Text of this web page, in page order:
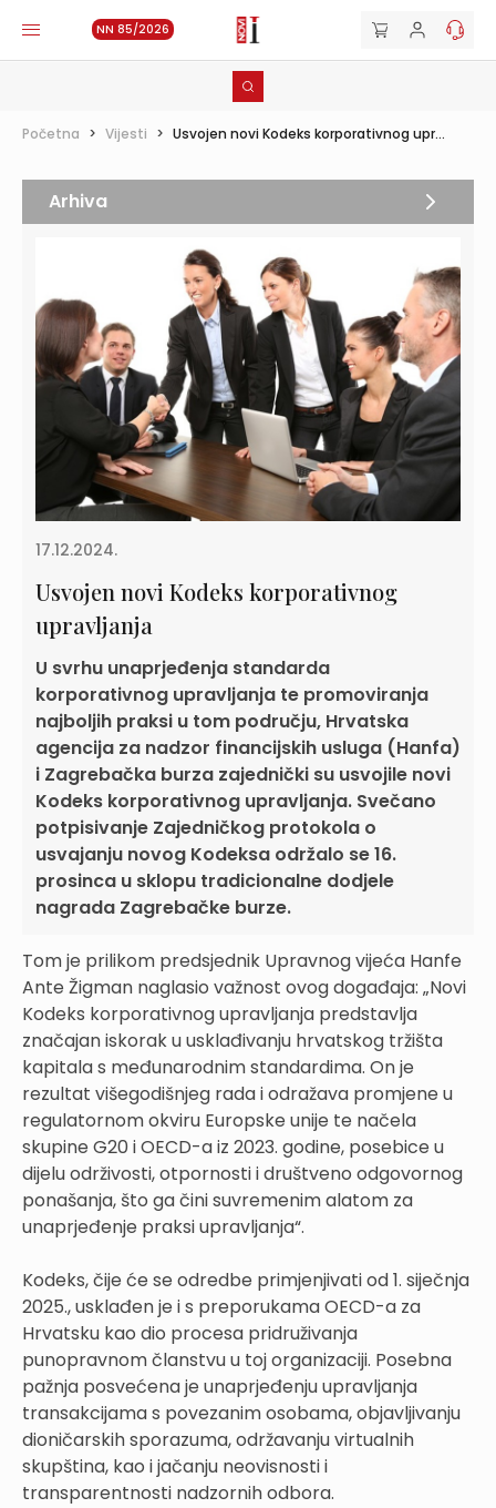
NN 85/2026
Početna > Vijesti > Usvojen novi Kodeks korporativnog upr...
17.12.2024.
Usvojen novi Kodeks korporativnog
upravljanja
U svrhu unaprjeđenja standarda
korporativnog upravljanja te promoviranja
najboljih praksi u tom području, Hrvatska
agencija za nadzor financijskih usluga (Hanfa)
i Zagrebačka burza zajednički su usvojile novi
Kodeks korporativnog upravljanja. Svečano
potpisivanje Zajedničkog protokola o
usvajanju novog Kodeksa održalo se 16.
prosinca u sklopu tradicionalne dodjele
nagrada Zagrebačke burze.
Tom je prilikom predsjednik Upravnog vijeća Hanfe
Ante Žigman naglasio važnost ovog događaja: „Novi
Kodeks korporativnog upravljanja predstavlja
značajan iskorak u usklađivanju hrvatskog tržišta
kapitala s međunarodnim standardima. On je
rezultat višegodišnjeg rada i odražava promjene u
regulatornom okviru Europske unije te načela
skupine G20 i OECD-a iz 2023. godine, posebice u
dijelu održivosti, otpornosti i društveno odgovornog
ponašanja, što ga čini suvremenim alatom za
unaprjeđenje praksi upravljanja“.
Kodeks, čije će se odredbe primjenjivati od 1. siječnja
2025., usklađen je i s preporukama OECD-a za
Hrvatsku kao dio procesa pridruživanja
punopravnom članstvu u toj organizaciji. Posebna
pažnja posvećena je unaprjeđenju upravljanja
transakcijama s povezanim osobama, objavljivanju
dioničarskih sporazuma, održavanju virtualnih
skupština, kao i jačanju neovisnosti i
transparentnosti nadzornih odbora.
Arhiva